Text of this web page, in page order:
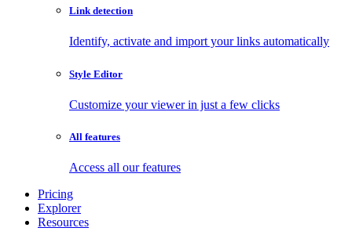
Link detection
Identify, activate and import your links automatically
Style Editor
Customize your viewer in just a few clicks
All features
Access all our features
Pricing
Explorer
Resources